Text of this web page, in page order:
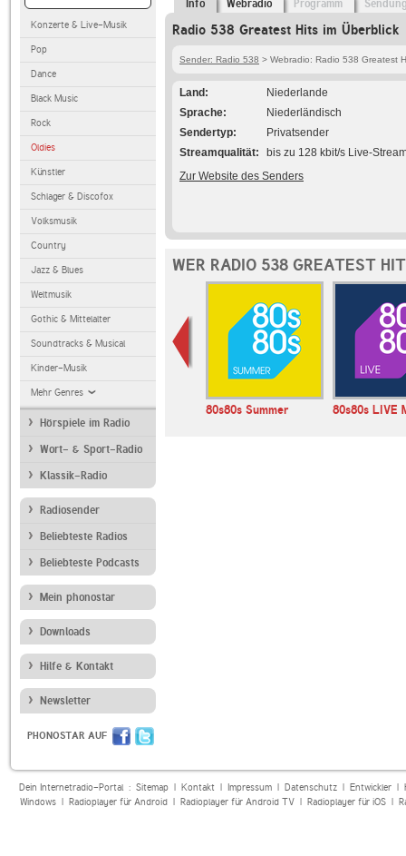
Konzerte & Live-Musik
Pop
Dance
Black Music
Rock
Oldies
Künstler
Schlager & Discofox
Volksmusik
Country
Jazz & Blues
Weltmusik
Gothic & Mittelalter
Soundtracks & Musical
Kinder-Musik
Mehr Genres
Hörspiele im Radio
Wort- & Sport-Radio
Klassik-Radio
Radiosender
Beliebteste Radios
Beliebteste Podcasts
Mein phonostar
Downloads
Hilfe & Kontakt
Newsletter
PHONOSTAR AUF
Info Webradio Programm
Radio 538 Greatest Hits im Überblick
Sender: Radio 538 > Webradio: Radio 538 Greatest
Land
Niederlande
Sprache
Niederländisch
Sendertyp
Privatsender
Streamqualität
bis zu 128 kbit/s Live-
Zur Website des Senders
WER RADIO 538 GREATEST
Ibiza
80er 90er OLDIE
ANTENNE
80s80s Summer 80s80s LIVE
Dein Internetradio-Portal : Sitemap| Kontakt| Impressum| Datenschutz| Entwickler|
Windows| Radioplayer für Android| Radioplayer für Android TV| Radioplayer für iOS|